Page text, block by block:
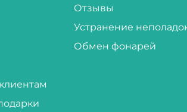
Отзывы
Устранение
Обмен фонарей